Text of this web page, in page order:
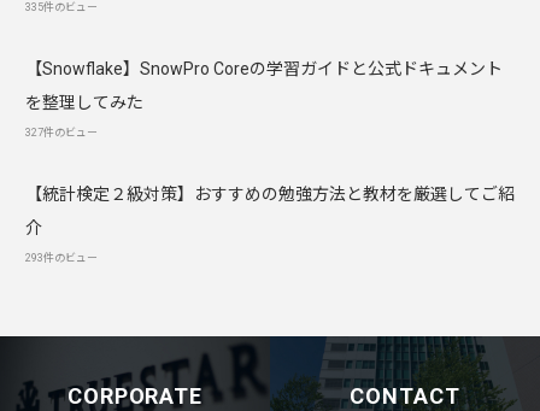
335件のビュー
【Snowflake】SnowPro Coreの学習ガイドと公式ドキュメント
を整理してみた
327件のビュー
【統計検定２級対策】おすすめの勉強方法と教材を厳選してご紹
介
293件のビュー
CORPORATE CONTACT